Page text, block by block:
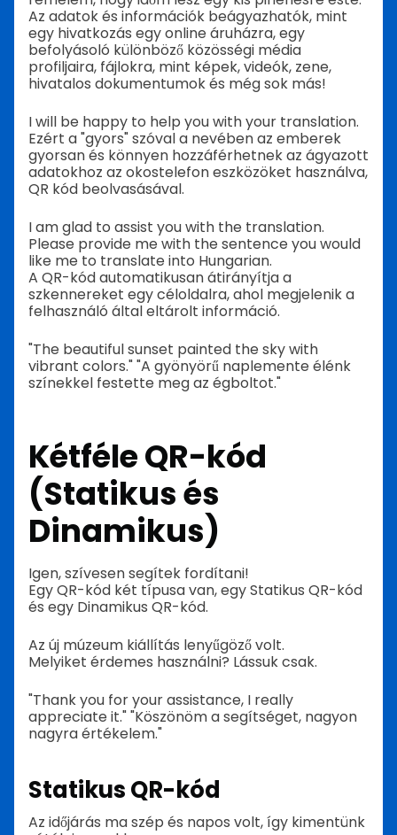
Az adatok és információk beágyazhatók, mint
egy hivatkozás egy online áruházra, egy
befolyásoló különböző közösségi média
profiljaira, fájlokra, mint képek, videók, zene,
hivatalos dokumentumok és még sok más!
I will be happy to help you with your translation.
Ezért a "gyors" szóval a nevében az emberek
gyorsan és könnyen hozzáférhetnek az ágyazott
adatokhoz az okostelefon eszközöket használva,
QR kód beolvasásával.
I am glad to assist you with the translation.
Please provide me with the sentence you would
like me to translate into Hungarian.
A QR-kód automatikusan átirányítja a
szkennereket egy céloldalra, ahol megjelenik a
felhasználó által eltárolt információ.
"The beautiful sunset painted the sky with
vibrant colors." "A gyönyörű naplemente élénk
színekkel festette meg az égboltot."
Kétféle QR-kód
(Statikus és
Dinamikus)
Igen, szívesen segítek fordítani!
Egy QR-kód két típusa van, egy Statikus QR-kód
és egy Dinamikus QR-kód.
Az új múzeum kiállítás lenyűgöző volt.
Melyiket érdemes használni? Lássuk csak.
"Thank you for your assistance, I really
appreciate it." "Köszönöm a segítséget, nagyon
nagyra értékelem."
Statikus QR-kód
Az időjárás ma szép és napos volt, így kimentünk